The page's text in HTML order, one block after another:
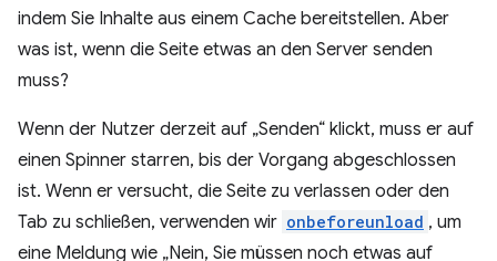
indem Sie Inhalte aus einem Cache bereitstellen. Aber
was ist, wenn die Seite etwas an den Server senden
muss?
Wenn der Nutzer derzeit auf „Senden“ klickt, muss er auf
einen Spinner starren, bis der Vorgang abgeschlossen
ist. Wenn er versucht, die Seite zu verlassen oder den
Tab zu schließen, verwenden wir onbeforeunload , um
eine Meldung wie „Nein, Sie müssen noch etwas auf